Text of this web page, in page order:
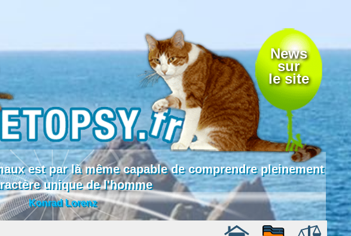
News
sur
le site
est par là même capable de comprendre pleinement
unique de l'homme
Konrad Lorenz